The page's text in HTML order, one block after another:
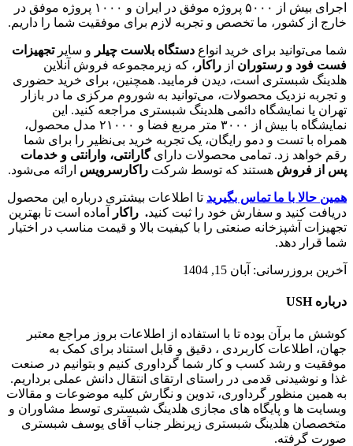
اجرای بیش از ۵۰۰۰ پروژه موفق در ایران و ۱۰۰۰ پروژه موفق در
خارج از کشور، ما تخصص و تجربه لازم برای موفقیت شما را داریم.
شما می‌توانید برای خرید انواع دستگاه بلاست چیلر و سایرتجهیزات
فست فود و رستوران از راکار ، که زیرمجموعه فروش آنلاین
هلدینگ شبستری است، دیدن فرمایید. همچنین، برای خرید حضوری
و تجربه نزدیک محصولات، می‌توانید به شوروم مرکزی ما در بازار
تهران یا نمایشگاه دائمی هلدینگ شبستری مراجعه کنید. این
نمایشگاه با بیش از ۳۰۰۰ متر مربع فضا و ۲۱۰۰۰ مدل محصول،
همراه با تست و دمو رایگان، یک تجربه خرید بی‌نظیر را برای شما
رقم خواهد زد. تمامی محصولات دارایگارانتی، وارانتی و خدمات
پس از فروش هستند که توسط شرکت راکارسرویس ارائه می‌شود.
همین حالا با ما تماس بگیرید تا اطلاعات بیشتری درباره این محصول
دریافت کنید و سفارش خود را ثبت کنید. راکار
آماده است تا بهترین
تجهیزات آشپزخانه صنعتی را با کیفیت بالا و قیمت مناسب در اختیار
شما قرار دهد.
آخرین بروزرسانی: آبان 15, 1404
درباره USH
کوشش ما برآن بوده تا با استفاده از اطلاعات بروز مراجع معتبر
جهان، اطلاعات کاربردی ، دقیق و قابل استناد برای کمک به
موفقیت و رشد کسب و کار شما گرداوری کنیم و بتوانیم در صنعت
غذا و نوشیدنی قدمی در راستای ارتقای انتقال دانش عملی برداریم.
به همین منظور گرداوری، تدوین و نگارش کلیه موضوعات و مقالات
وبسایت ها و پایگاه های مجازی هلدینگ شبستری توسط مشاوران و
متخصصان هلدینگ شبستری زیرنظر جناب آقای یوسف شبستری
صورت گرفته.